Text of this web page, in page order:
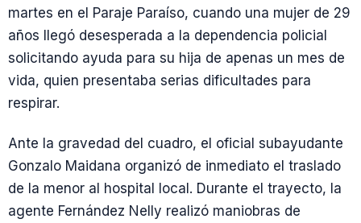
martes en el Paraje Paraíso, cuando una mujer de 29
años llegó desesperada a la dependencia policial
solicitando ayuda para su hija de apenas un mes de
vida, quien presentaba serias dificultades para
respirar.
Ante la gravedad del cuadro, el oficial subayudante
Gonzalo Maidana organizó de inmediato el traslado
de la menor al hospital local. Durante el trayecto, la
agente Fernández Nelly realizó maniobras de